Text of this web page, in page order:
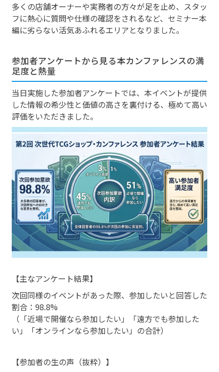
多くの店舗オーナーや実務者の方々が足を止め、スタッ
フに熱心に質問や仕様の確認をされるなど、セミナー本
編に劣らない活気あふれるエリアとなりました。
参加者アンケートから見る本カンファレンスの満
足度と熱量
当日実施した参加者アンケートでは、本イベントが提供
した情報の希少性と価値の高さを裏付ける、極めて高い
評価をいただきました。
【主なアンケート結果】
次回同様のイベントがあった際、参加したいと回答した
割合：98.8%
（「近場で開催なら参加したい」「遠方でも参加した
い」「オンラインなら参加したい」の合計）
【参加者の生の声（抜粋）】